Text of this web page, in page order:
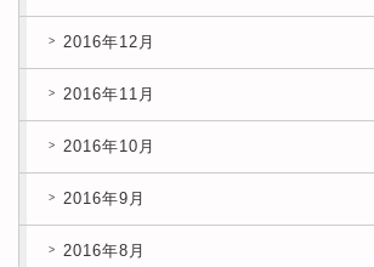
2016年12月
2016年11月
2016年10月
2016年9月
2016年8月